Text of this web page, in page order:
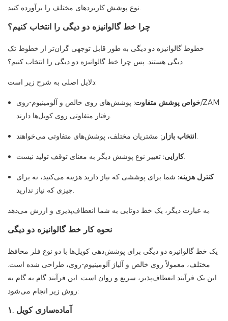
نوع پوشش کاربردهای مختلف را برآورده کنید.
چرا خط گالوانیزه دو دیگی را انتخاب کنیم؟
خطوط گالوانیزه دو دیگی به طور قابل توجهی گران‌تر از خطوط تک
دیگی هستند. پس چرا خط گالوانیزه دو دیگی را انتخاب کنیم؟
دلایل اصلی به شرح زیر است:
خواص پوشش متفاوت: پوشش‌های روی خالص و آلومینیوم-روی/ZAM
رفتار متفاوتی روی کویل‌ها دارند.
انتخاب بازار:مشتریان مختلف، پوشش‌های متفاوتی می‌خواهند.
کارایی:تغییر نوع پوشش دیگر به معنای توقف تولید نیست.
کنترل هزینه: شما برای پوششی که نیاز دارید هزینه می‌کنید، نه برای
چیزی که نیاز ندارید.
به عبارت دیگر، یک خط دوتایی به شما انعطاف‌پذیری و ارزش می‌دهد.
نحوه کار خط گالوانیزه دو دیگی
یک خط گالوانیزه دو دیگی برای پوشش‌دهی کویل‌ها با دو نوع فلز محافظ
مختلف، معمولاً روی خالص و آلیاژ آلومینیوم-روی، طراحی شده است.
این یک فرآیند انعطاف‌پذیر، سریع و روان است. این فرآیند گام به گام به
روش زیر انجام می‌شود:
۱. آماده‌سازی کویل